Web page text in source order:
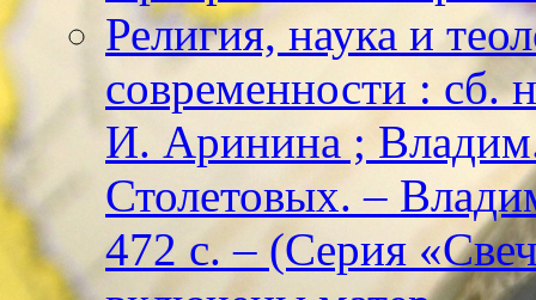
Религия, наука и
современности : сб.
И. Аринина ;
Столетовых. –
472 с. – (Серия